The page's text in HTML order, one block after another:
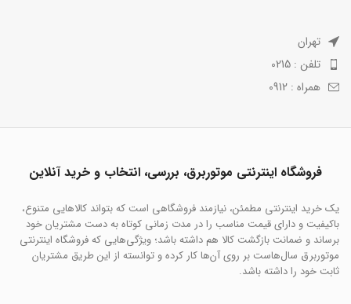
تهران
تلفن : 0215
همراه : 0912
فروشگاه اینترنتی موتوربرق، بررسی، انتخاب و خرید آنلاین
یک خرید اینترنتی مطمئن، نیازمند فروشگاهی است که بتواند کالاهایی متنوع،
باکیفیت و دارای قیمت مناسب را در مدت زمانی کوتاه به دست مشتریان خود
برساند و ضمانت بازگشت کالا هم داشته باشد؛ ویژگی‌هایی که فروشگاه اینترنتی
موتوربرق سال‌هاست بر روی آن‌ها کار کرده و توانسته از این طریق مشتریان
ثابت خود را داشته باشد.